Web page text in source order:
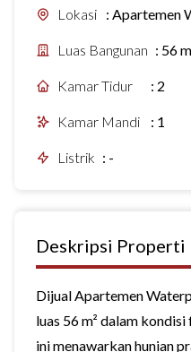
Lokasi : Apartemen
Luas Bangunan : 56
Kamar Tidur : 2
Kamar Mandi : 1
Listrik : -
Deskripsi Properti
Dijual Apartemen
luas 56 m² dalam
ini menawarkan hunian